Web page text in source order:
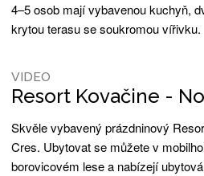
4–5 osob mají vybavenou kuchyň,
krytou terasu se soukromou vířivku.
VIDEO
Resort Kovačine -
Skvěle vybavený prázdninový
Cres. Ubytovat se můžete v
borovicovém lese a nabízejí